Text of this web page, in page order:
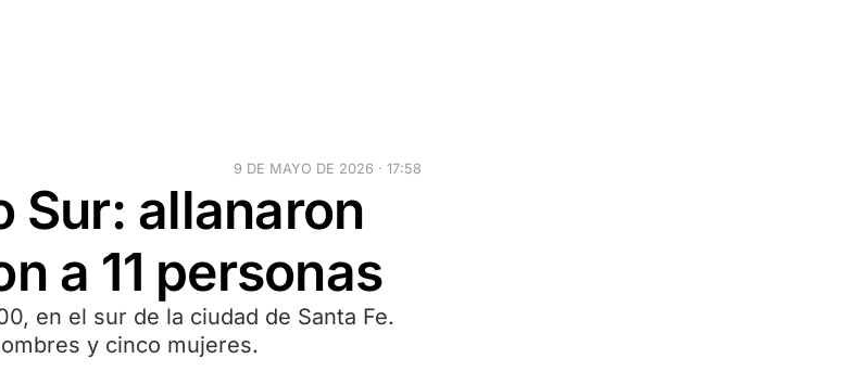
9 DE MAYO DE 2026 · 17:58
Sur: allanaron
a 11 personas
en el sur de la ciudad de Santa Fe.
y cinco mujeres.